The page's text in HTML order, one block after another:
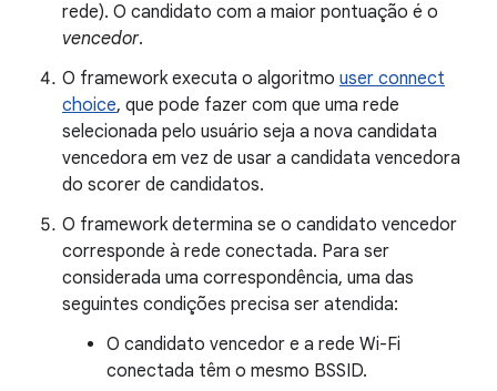
rede). O candidato com a maior pontuação é o
vencedor.
O framework executa o algoritmo user connect
choice, que pode fazer com que uma rede
selecionada pelo usuário seja a nova candidata
vencedora em vez de usar a candidata vencedora
do scorer de candidatos.
O framework determina se o candidato vencedor
corresponde à rede conectada. Para ser
considerada uma correspondência, uma das
seguintes condições precisa ser atendida:
O candidato vencedor e a rede Wi-Fi
conectada têm o mesmo BSSID.